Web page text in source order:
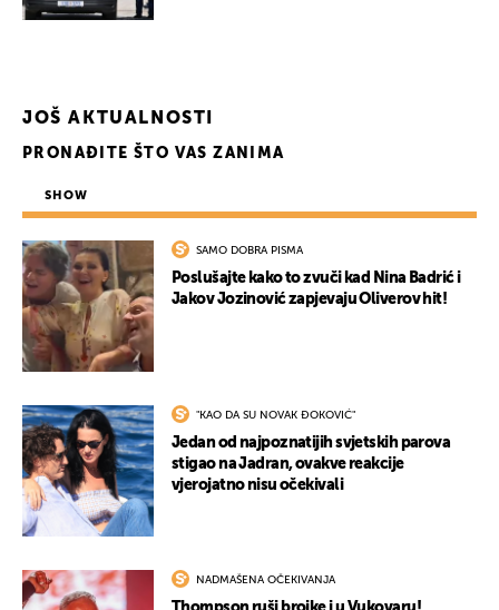
JOŠ AKTUALNOSTI
PRONAĐITE ŠTO VAS ZANIMA
SHOW
SAMO DOBRA PISMA
Poslušajte kako to zvuči kad Nina Badrić i
Jakov Jozinović zapjevaju Oliverov hit!
"KAO DA SU NOVAK ĐOKOVIĆ"
Jedan od najpoznatijih svjetskih parova
stigao na Jadran, ovakve reakcije
vjerojatno nisu očekivali
NADMAŠENA OČEKIVANJA